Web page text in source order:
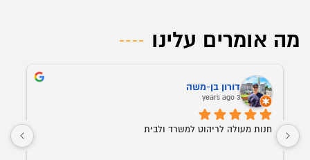
מה אומרים עלינו
דורון בן-משה
3 years ago
חנות מעולה לריהוט למשרד ולבית